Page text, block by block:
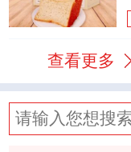
查看更多